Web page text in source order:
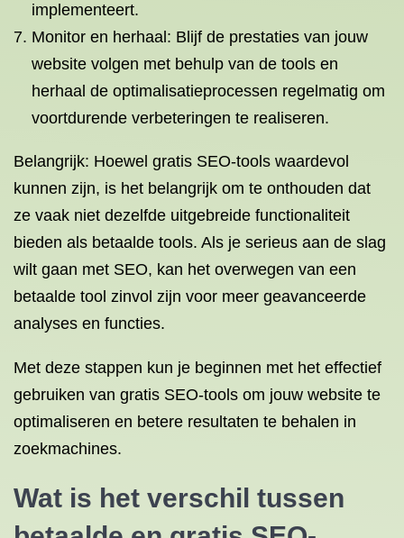
implementeert.
Monitor en herhaal: Blijf de prestaties van jouw
website volgen met behulp van de tools en
herhaal de optimalisatieprocessen regelmatig om
voortdurende verbeteringen te realiseren.
Belangrijk: Hoewel gratis SEO-tools waardevol
kunnen zijn, is het belangrijk om te onthouden dat
ze vaak niet dezelfde uitgebreide functionaliteit
bieden als betaalde tools. Als je serieus aan de slag
wilt gaan met SEO, kan het overwegen van een
betaalde tool zinvol zijn voor meer geavanceerde
analyses en functies.
Met deze stappen kun je beginnen met het effectief
gebruiken van gratis SEO-tools om jouw website te
optimaliseren en betere resultaten te behalen in
zoekmachines.
Wat is het verschil tussen